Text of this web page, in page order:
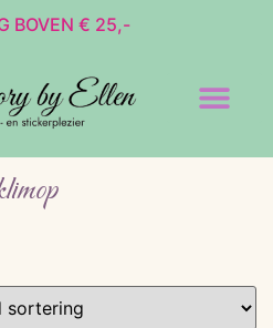
BOVEN € 25,-